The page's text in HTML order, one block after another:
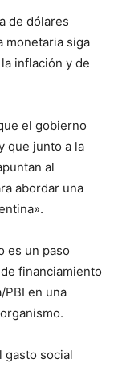
de dólares
monetaria siga
inflación y de
el gobierno
que junto a la
al
abordar una
es un paso
financiamiento
en una
gasto social